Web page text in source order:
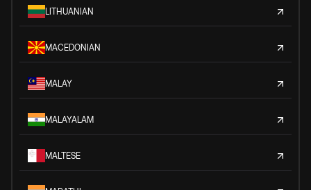
LITHUANIAN
MACEDONIAN
MALAY
MALAYALAM
MALTESE